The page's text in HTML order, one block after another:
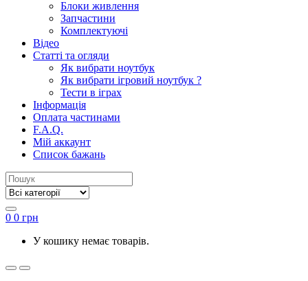
Блоки живлення
Запчастини
Комплектуючі
Відео
Статті та огляди
Як вибрати ноутбук
Як вибрати ігровий ноутбук ?
Тести в іграх
Інформація
Оплата частинами
F.A.Q.
Мій аккаунт
Список бажань
0 0 грн
У кошику немає товарів.